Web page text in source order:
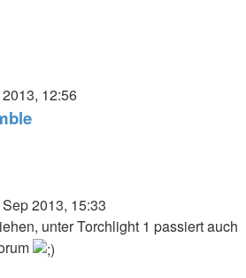
12:56
Sep 2013, 15:33
unter Torchlight 1 passiert auch